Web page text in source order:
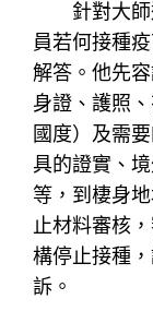
針對大師
員若何接種
解答。他先
身證、護照
國度）及需
具的證實、
等，到棲身
止材料審核
構停止接種
訴。